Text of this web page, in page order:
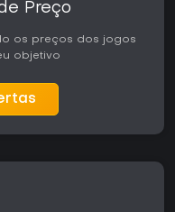
Preço
os preços dos jogos
objetivo